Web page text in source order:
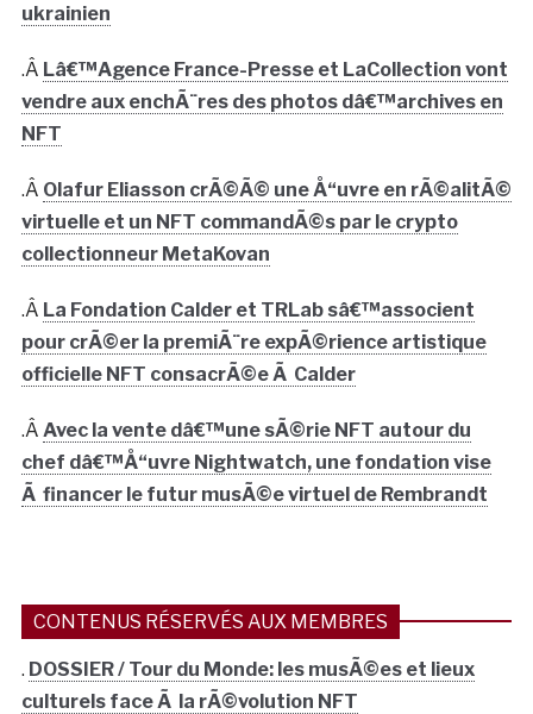
ukrainien
.Â Lâ€™Agence France-Presse et LaCollection vont
vendre aux enchÃ¨res des photos dâ€™archives en
NFT
.Â Olafur Eliasson crÃ©Ã© une Å“uvre en rÃ©alitÃ©
virtuelle et un NFT commandÃ©s par le crypto
collectionneur MetaKovan
.Â La Fondation Calder et TRLab sâ€™associent
pour crÃ©er la premiÃ¨re expÃ©rience artistique
officielle NFT consacrÃ©e Ã Calder
.Â Avec la vente dâ€™une sÃ©rie NFT autour du
chef dâ€™Å“uvre Nightwatch, une fondation vise
Ã financer le futur musÃ©e virtuel de Rembrandt
CONTENUS RÉSERVÉS AUX MEMBRES
. DOSSIER / Tour du Monde: les musÃ©es et lieux
culturels face Ã la rÃ©volution NFT